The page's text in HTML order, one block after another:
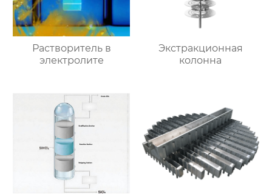
Растворитель в
электролите
Экстракционная
колонна